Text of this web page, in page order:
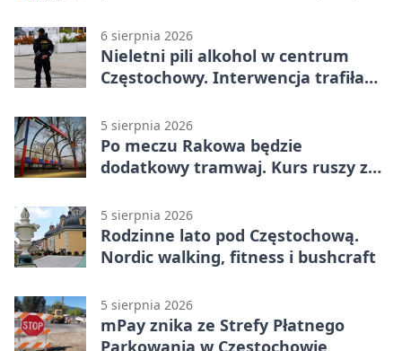
6 sierpnia 2026
Nieletni pili alkohol w centrum
Częstochowy. Interwencja trafiła
5 sierpnia 2026
Po meczu Rakowa będzie
dodatkowy tramwaj. Kurs ruszy ze
5 sierpnia 2026
Rodzinne lato pod Częstochową.
Nordic walking, fitness i bushcraft
5 sierpnia 2026
mPay znika ze Strefy Płatnego